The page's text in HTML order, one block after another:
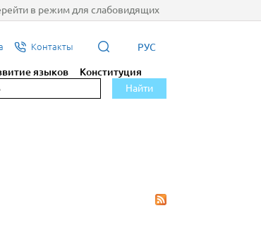
в режим для слабовидящих
Контакты РУС
языков
Конституция
Найти